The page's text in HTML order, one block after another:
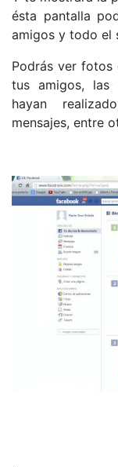
ésta pantalla
amigos y todo el
Podrás ver fotos
tus amigos, las
hayan
mensajes, entre